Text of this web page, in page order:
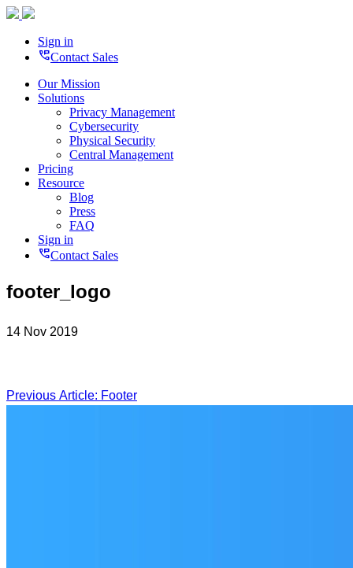
Sign in
perm_phone_msgContact Sales
Our Mission
Solutions
Privacy Management
Cybersecurity
Physical Security
Central Management
Pricing
Resource
Blog
Press
FAQ
Sign in
perm_phone_msgContact Sales
footer_logo
14 Nov 2019
Post
Previous Article: Footer